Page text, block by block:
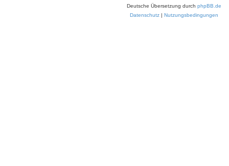
Deutsche Übersetzung durch phpBB.de
Datenschutz | Nutzungsbedingungen